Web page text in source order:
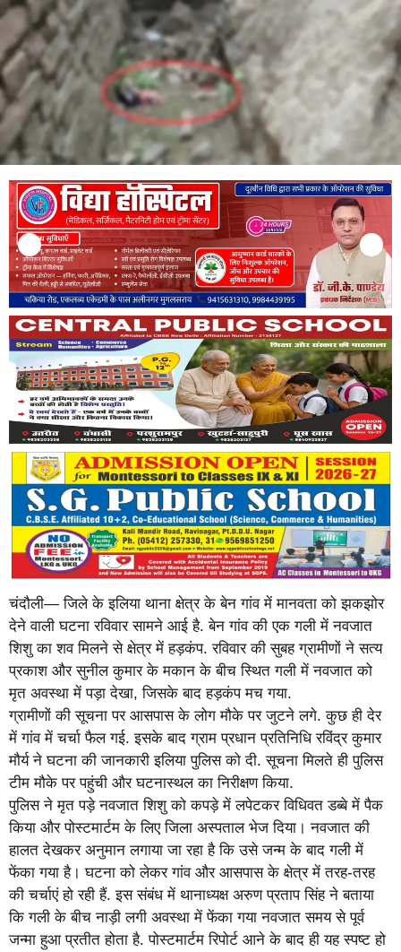
चंदौली— जिले के इलिया थाना क्षेत्र के बेन गांव में मानवता को झकझोर
देने वाली घटना रविवार सामने आई है. बेन गांव की एक गली में नवजात
शिशु का शव मिलने से क्षेत्र में हड़कंप. रविवार की सुबह ग्रामीणों ने सत्य
प्रकाश और सुनील कुमार के मकान के बीच स्थित गली में नवजात को
मृत अवस्था में पड़ा देखा, जिसके बाद हड़कंप मच गया.
ग्रामीणों की सूचना पर आसपास के लोग मौके पर जुटने लगे. कुछ ही देर
में गांव में चर्चा फैल गई. इसके बाद ग्राम प्रधान प्रतिनिधि रविंद्र कुमार
मौर्य ने घटना की जानकारी इलिया पुलिस को दी. सूचना मिलते ही पुलिस
टीम मौके पर पहुंची और घटनास्थल का निरीक्षण किया.
पुलिस ने मृत पड़े नवजात शिशु को कपड़े में लपेटकर विधिवत डब्बे में पैक
किया और पोस्टमार्टम के लिए जिला अस्पताल भेज दिया। नवजात की
हालत देखकर अनुमान लगाया जा रहा है कि उसे जन्म के बाद गली में
फेंका गया है। घटना को लेकर गांव और आसपास के क्षेत्र में तरह-तरह
की चर्चाएं हो रही हैं. इस संबंध में थानाध्यक्ष अरुण प्रताप सिंह ने बताया
कि गली के बीच नाड़ी लगी अवस्था में फेंका गया नवजात समय से पूर्व
जन्मा हुआ प्रतीत होता है. पोस्टमार्टम रिपोर्ट आने के बाद ही यह स्पष्ट हो